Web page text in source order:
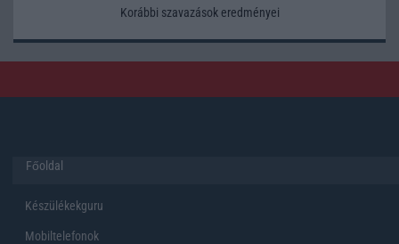
Korábbi szavazások eredményei
Főoldal
Készülékekguru
Mobiltelefonok